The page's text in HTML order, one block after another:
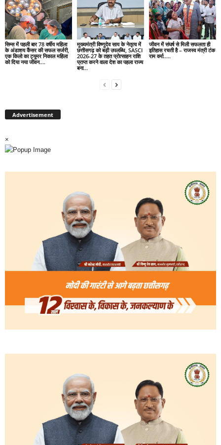
सिम्स में पहली बार 78 वर्षीय महिला
के अंडाशय कैंसर की सफल सर्जरी,
एक किलो का ट्यूमर निकाल महिला
को दिया नया जीवन….
मुख्यमंत्री विष्णुदेव साय के नेतृत्व में
छत्तीसगढ़ को बड़ी उपलब्धि, SASCI
2026-27 के तहत प्रोत्साहन राशि
प्राप्त करने वाला देश का पहला राज्य
बना...
जीवन में संघर्ष से मिली सफलता ही
इतिहास रचती है – राजस्व मंत्री टंक
राम वर्मा…..
Advertisement
×